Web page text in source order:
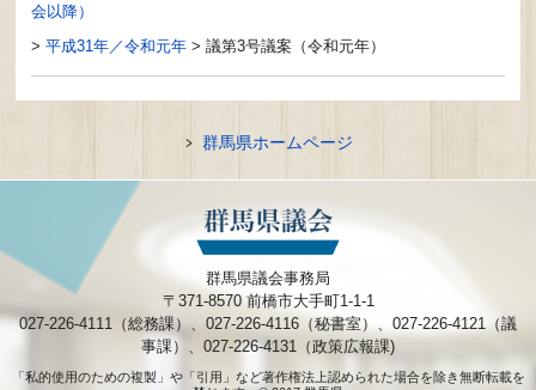
会以降）
>平成31年／令和元年 >議第3号議案（令和元年）
群馬県ホームページ
群馬県議会事務局
〒371-8570 前橋市大手町1-1-1
027-226-4111（総務課）、027-226-4116（秘書室）、027-226-4121（議
事課）、027-226-4131（政策広報課)
「私的使用のための複製」や「引用」など著作権法上認められた場合を除き無断転載を